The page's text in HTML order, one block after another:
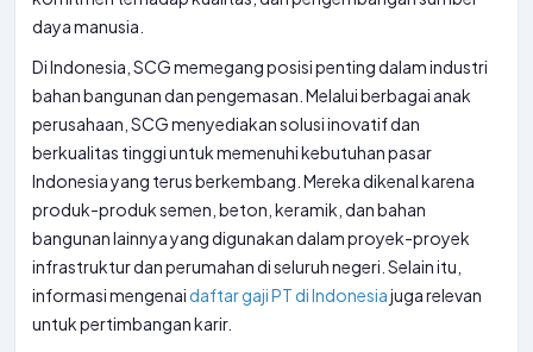
daya manusia.
Di Indonesia, SCG memegang posisi penting dalam industri
bahan bangunan dan pengemasan. Melalui berbagai anak
perusahaan, SCG menyediakan solusi inovatif dan
berkualitas tinggi untuk memenuhi kebutuhan pasar
Indonesia yang terus berkembang. Mereka dikenal karena
produk-produk semen, beton, keramik, dan bahan
bangunan lainnya yang digunakan dalam proyek-proyek
infrastruktur dan perumahan di seluruh negeri. Selain itu,
informasi mengenai daftar gaji PT di Indonesiajuga relevan
untuk pertimbangan karir.